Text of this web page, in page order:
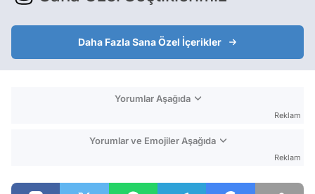
Daha Fazla Sana Özel İçerikler
Yorumlar Aşağıda
Reklam
Yorumlar ve Emojiler Aşağıda
Reklam